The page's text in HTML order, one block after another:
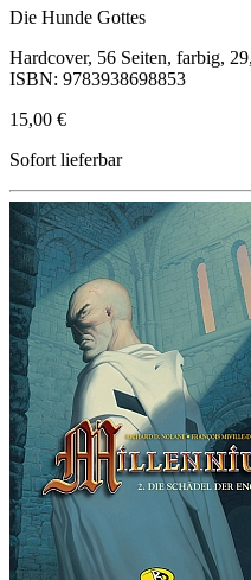
Die Hunde Gottes
Hardcover, 56 Seiten, farbig,
ISBN: 9783938698853
15,00 €
Sofort lieferbar